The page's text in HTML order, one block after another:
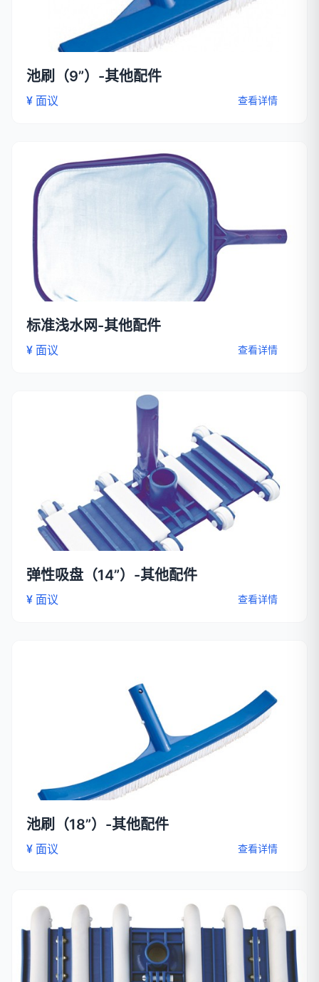
池刷（9”）-其他配件
¥ 面议 查看详情
标准浅水网-其他配件
¥ 面议 查看详情
弹性吸盘（14”）-其他配件
¥ 面议 查看详情
池刷（18”）-其他配件
¥ 面议 查看详情